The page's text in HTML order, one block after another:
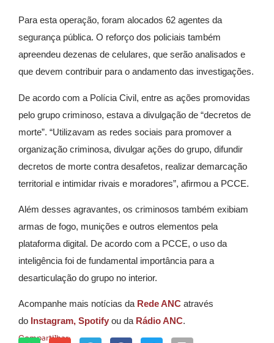
Para esta operação, foram alocados 62 agentes da
segurança pública. O reforço dos policiais também
apreendeu dezenas de celulares, que serão analisados e
que devem contribuir para o andamento das investigações.
De acordo com a Polícia Civil, entre as ações promovidas
pelo grupo criminoso, estava a divulgação de “decretos de
morte”. “Utilizavam as redes sociais para promover a
organização criminosa, divulgar ações do grupo, difundir
decretos de morte contra desafetos, realizar demarcação
territorial e intimidar rivais e moradores”, afirmou a PCCE.
Além desses agravantes, os criminosos também exibiam
armas de fogo, munições e outros elementos pela
plataforma digital. De acordo com a PCCE, o uso da
inteligência foi de fundamental importância para a
desarticulação do grupo no interior.
Acompanhe mais notícias da Rede ANC através
do Instagram, Spotify ou da Rádio ANC.
Compartilhar: